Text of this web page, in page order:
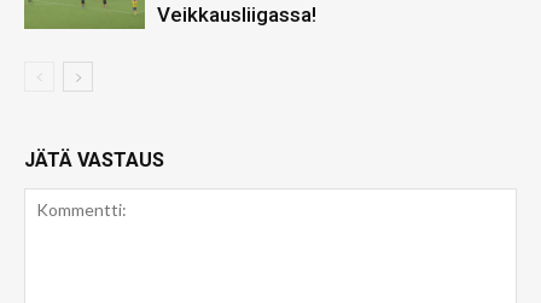
Veikkausliigassa!
JÄTÄ VASTAUS